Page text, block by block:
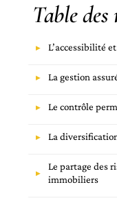
Table des
L’accessibilité
La gestion
Le contrôle
La
Le partage des
immobiliers